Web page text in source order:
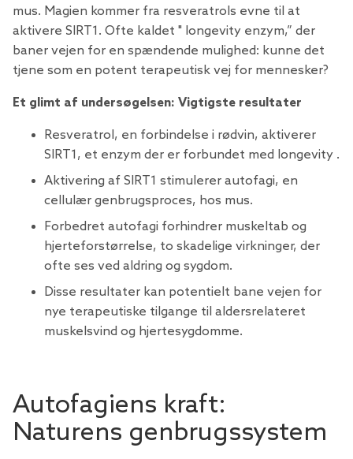
mus. Magien kommer fra resveratrols evne til at
aktivere SIRT1. Ofte kaldet " longevity enzym,” der
baner vejen for en spændende mulighed: kunne det
tjene som en potent terapeutisk vej for mennesker?
Et glimt af undersøgelsen: Vigtigste resultater
Resveratrol, en forbindelse i rødvin, aktiverer
SIRT1, et enzym der er forbundet med longevity .
Aktivering af SIRT1 stimulerer autofagi, en
cellulær genbrugsproces, hos mus.
Forbedret autofagi forhindrer muskeltab og
hjerteforstørrelse, to skadelige virkninger, der
ofte ses ved aldring og sygdom.
Disse resultater kan potentielt bane vejen for
nye terapeutiske tilgange til aldersrelateret
muskelsvind og hjertesygdomme.
Autofagiens kraft:
Naturens genbrugssystem